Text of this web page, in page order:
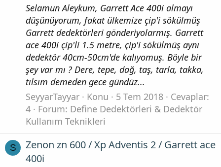
Selamun Aleykum, Garrett Ace 400i almayı
düşünüyorum, fakat ülkemize çip'i sökülmüş
Garrett dedektörleri gönderiyolarmış. Garrett
ace 400i çip'li 1.5 metre, çip'i sökülmüş aynı
dedektör 40cm-50cm'de kalıyomuş. Böyle bir
şey var mı ? Dere, tepe, dağ, taş, tarla, takka,
tılsım demeden gece gündüz...
SeyyarTayyar
Konu 5 Tem 2018
Cevaplar:
4
Forum: Define Dedektörleri & Dedektör
Kullanım Teknikleri
S
Zenon zn 600 / Xp Adventis 2 / Garrett ace
400i